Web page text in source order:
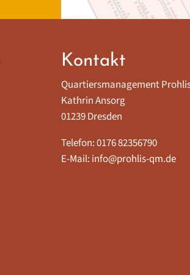
Kontakt
Quartiersmanagement
Kathrin Ansorg
01239 Dresden
Telefon: 0176 82356790
E-Mail: info@prohlis-qm.de